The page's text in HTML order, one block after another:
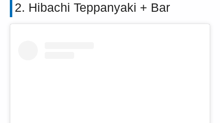
2. Hibachi Teppanyaki + Bar